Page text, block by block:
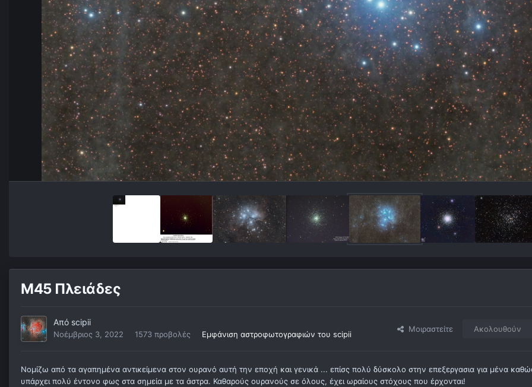
M45 Πλειάδες
Από scipii
Νοέμβριος 3, 2022 1573 προβολές Εμφάνιση αστροφωτογραφιών του scipii
Μοιραστείτε Ακολουθούν
Νομίζω από τα αγαπημένα αντικείμενα στον ουρανό αυτή την εποχή και γενικά ... επίσς πολύ δύσκολο στην επεξεργασια για μένα
υπάρχει πολύ έντονο φως στα σημεία με τα άστρα. Καθαρούς ουρανούς σε όλους, έχει ωραίους στόχους που έρχονται!